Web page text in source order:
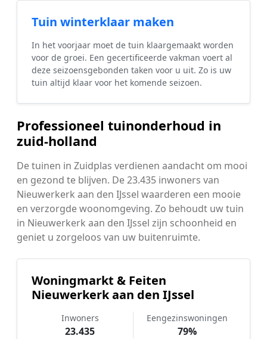
Tuin winterklaar maken
In het voorjaar moet de tuin klaargemaakt worden
voor de groei. Een gecertificeerde vakman voert al
deze seizoensgebonden taken voor u uit. Zo is uw
tuin altijd klaar voor het komende seizoen.
Professioneel tuinonderhoud in
zuid-holland
De tuinen in Zuidplas verdienen aandacht om mooi
en gezond te blijven. De 23.435 inwoners van
Nieuwerkerk aan den IJssel waarderen een mooie
en verzorgde woonomgeving. Zo behoudt uw tuin
in Nieuwerkerk aan den IJssel zijn schoonheid en
geniet u zorgeloos van uw buitenruimte.
Woningmarkt & Feiten
Nieuwerkerk aan den IJssel
Inwoners
23.435
Eengezinswoningen
79%